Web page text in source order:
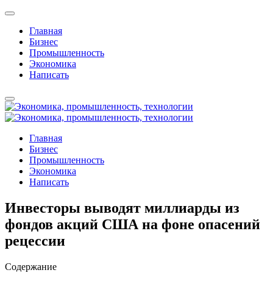
Главная
Бизнес
Промышленность
Экономика
Написать
Главная
Бизнес
Промышленность
Экономика
Написать
Инвесторы выводят миллиарды из
фондов акций США на фоне опасений
рецессии
Содержание